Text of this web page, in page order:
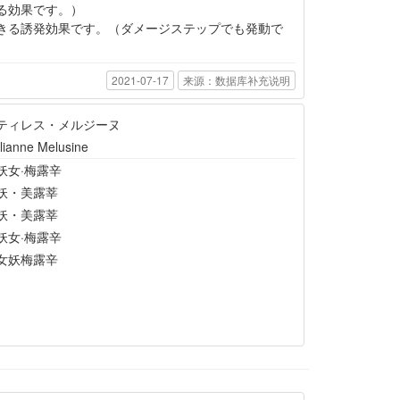
果です。）
誘発効果です。（ダメージステップでも発動で
2021-07-17 来源：数据库补充说明
ィレス・メルジーヌ
Melusine
女·梅露辛
・美露莘
・美露莘
女·梅露辛
妖梅露辛